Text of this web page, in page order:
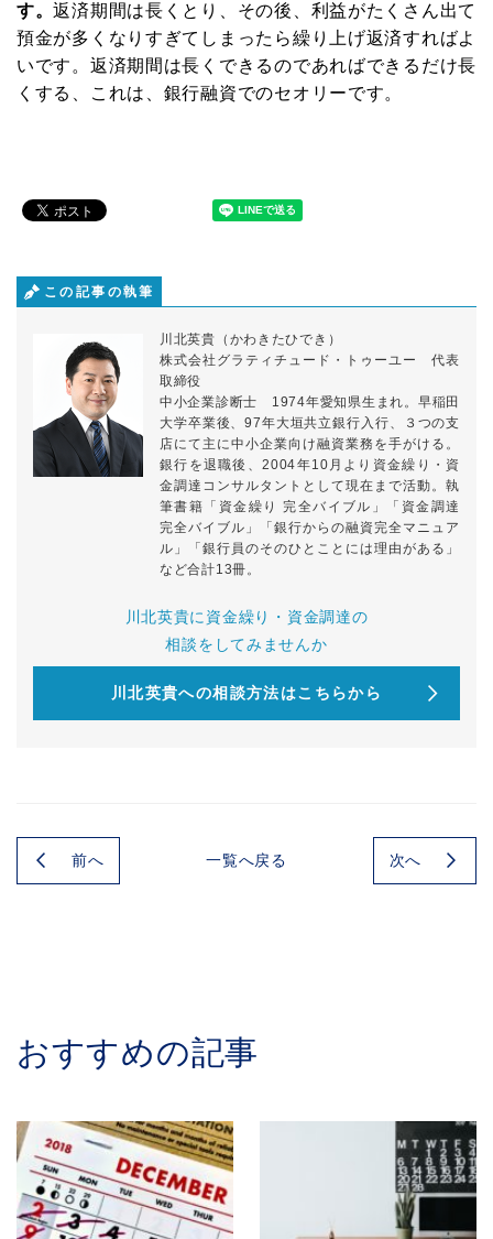
す。返済期間は長くとり、その後、利益がたくさん出て
預金が多くなりすぎてしまったら繰り上げ返済すればよ
いです。返済期間は長くできるのであればできるだけ長
くする、これは、銀行融資でのセオリーです。
この記事の執筆
川北英貴（かわきたひでき）
株式会社グラティチュード・トゥーユー 代表
取締役
中小企業診断士 1974年愛知県生まれ。早稲田
大学卒業後、97年大垣共立銀行入行、３つの支
店にて主に中小企業向け融資業務を手がける。
銀行を退職後、2004年10月より資金繰り・資
金調達コンサルタントとして現在まで活動。執
筆書籍「資金繰り 完全バイブル」「資金調達
完全バイブル」「銀行からの融資完全マニュア
ル」「銀行員のそのひとことには理由がある」
など合計13冊。
川北英貴に資金繰り・資金調達の
相談をしてみませんか
川北英貴への相談方法はこちらから
前へ 一覧へ戻る 次へ
おすすめの記事
がうまくなる情報を毎週お届けします。
これであなたの会社もお金に困らない!